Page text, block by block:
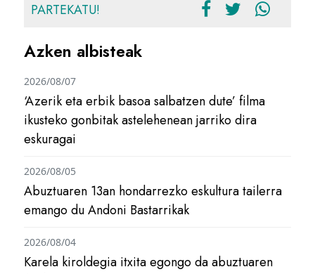
PARTEKATU!
Azken albisteak
‘Azerik eta erbik basoa salbatzen dute’ filma
ikusteko gonbitak astelehenean jarriko dira
eskuragai
2026/08/07
Abuztuaren 13an hondarrezko eskultura tailerra
emango du Andoni Bastarrikak
2026/08/05
Karela kiroldegia itxita egongo da abuztuaren
2026/08/04